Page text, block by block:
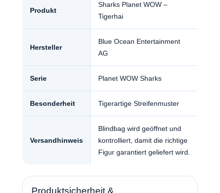
Produkt
Sharks Planet WOW –
Tigerhai
Hersteller
Blue Ocean Entertainment
AG
Serie Planet WOW Sharks
Besonderheit Tigerartige Streifenmuster
Versandhinweis
Blindbag wird geöffnet und
kontrolliert, damit die richtige
Figur garantiert geliefert wird.
Produktsicherheit &